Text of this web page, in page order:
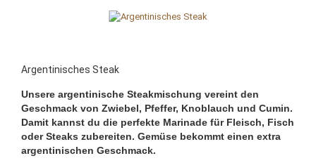
Argentinisches Steak
Unsere argentinische Steakmischung vereint den
Geschmack von Zwiebel, Pfeffer, Knoblauch und Cumin.
Damit kannst du die perfekte Marinade für Fleisch, Fisch
oder Steaks zubereiten. Gemüse bekommt einen extra
argentinischen Geschmack.